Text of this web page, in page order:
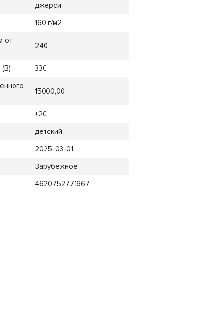
джерси
160 г/м2
от
240
330
15000,00
±20
детский
2025-03-01
Зарубежное
4620752771667